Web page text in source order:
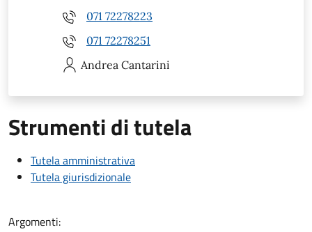
071 72278223
071 72278251
Andrea Cantarini
Strumenti di tutela
Tutela amministrativa
Tutela giurisdizionale
Argomenti: